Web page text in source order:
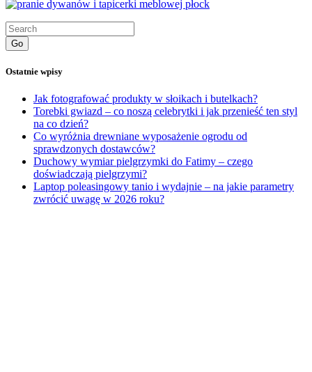
Go
Ostatnie wpisy
Jak fotografować produkty w słoikach i butelkach?
Torebki gwiazd – co noszą celebrytki i jak przenieść ten styl
na co dzień?
Co wyróżnia drewniane wyposażenie ogrodu od
sprawdzonych dostawców?
Duchowy wymiar pielgrzymki do Fatimy – czego
doświadczają pielgrzymi?
Laptop poleasingowy tanio i wydajnie – na jakie parametry
zwrócić uwagę w 2026 roku?